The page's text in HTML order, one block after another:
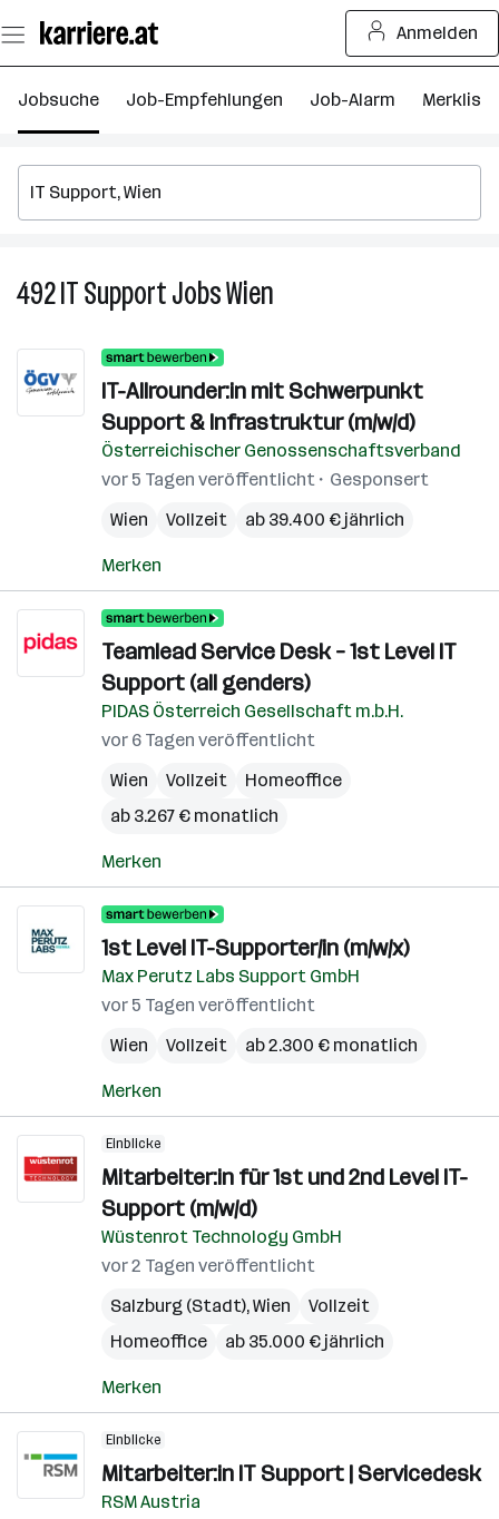
Seiteninhalt
springen
Anmelden
Jobsuche Job-Empfehlungen Job-Alarm Merkliste
492IT SupportJobsWien
in
Wien
IT-Allrounder:in mit Schwerpunkt
Support & Infrastruktur (m/w/d)
Österreichischer Genossenschaftsverband
vor 5 Tagen veröffentlicht
Gesponsert
Wien
Vollzeit ab 39.400 € jährlich
Merken
Teamlead Service Desk – 1st Level IT
Support (all genders)
PIDAS Österreich Gesellschaft m.b.H.
vor 6 Tagen veröffentlicht
Wien
Vollzeit
Homeoffice
ab 3.267 € monatlich
Merken
1st Level IT-Supporter/in (m/w/x)
Max Perutz Labs Support GmbH
vor 5 Tagen veröffentlicht
Wien
Vollzeit ab 2.300 € monatlich
Merken
Einblicke
Mitarbeiter:in für 1st und 2nd Level IT-
Support (m/w/d)
Wüstenrot Technology GmbH
vor 2 Tagen veröffentlicht
Salzburg (Stadt),Wien
Vollzeit
Homeoffice
ab 35.000 € jährlich
Merken
Einblicke
Mitarbeiter:in IT Support | Servicedesk
RSM Austria